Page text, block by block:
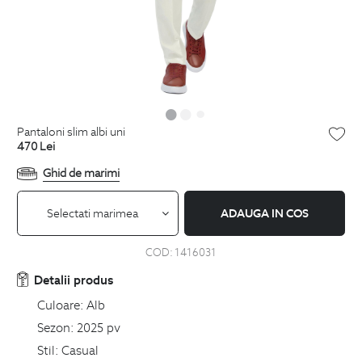
pantaloni slim albi uni
470 Lei
Ghid de marimi
Selectati marimea ADAUGA IN COS
COD: 1416031
Detalii produs
Culoare: Alb
Sezon: 2025 pv
Stil: Casual